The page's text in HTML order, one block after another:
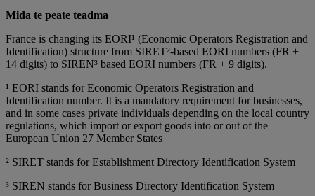
Mida te peate teadma
France is changing its EORI¹ (Economic Operators Registration and
Identification) structure from SIRET²‑based EORI numbers (FR +
14 digits) to SIREN³ based EORI numbers (FR + 9 digits).
¹ EORI stands for Economic Operators Registration and
Identification number. It is a mandatory requirement for businesses,
and in some cases private individuals depending on the local country
regulations, which import or export goods into or out of the
European Union 27 Member States
² SIRET stands for Establishment Directory Identification System
³ SIREN stands for Business Directory Identification System